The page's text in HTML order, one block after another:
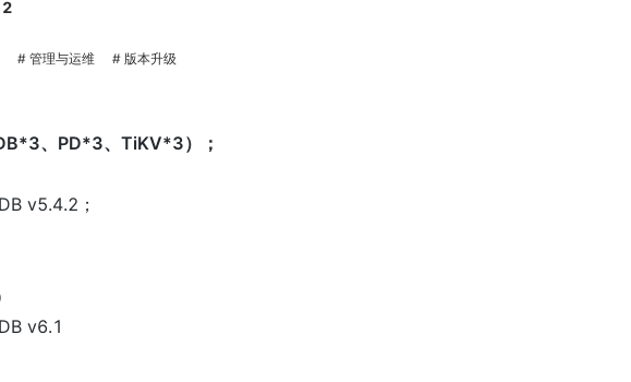
管理与运维 版本升级
、PD*3、TiKV*3）；
v5.4.2；
v6.1